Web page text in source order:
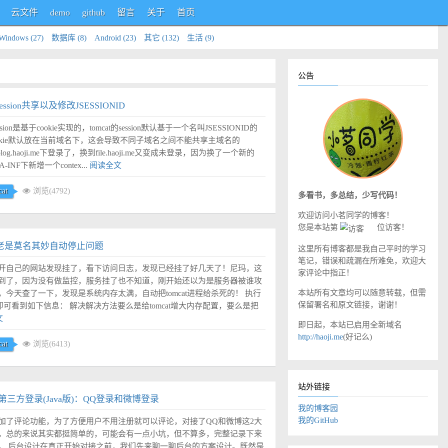
云文件 demo github 留言 关于 首页
(27) 数据库 (8) Android (23) 其它 (132) 生活 (9)
共享以及修改JSESSIONID
是基于cookie实现的，tomcat的session默认基于一个名叫JSESSIONID的
默认放在当前域名下，这会导致不同子域名之间不能共享主域名的
下登录了，换到file.haoji.me又变成未登录，因为换了一个新的
INF下新增一个contex... 阅读全文
浏览(4792)
是莫名其妙自动停止问题
自己的网站发现挂了，看下访问日志，发现已经挂了好几天了！尼玛，这
了，因为没有做监控，服务挂了也不知道，刚开始还以为是服务器被谁攻
今天查了一下，发现是系统内存太满，自动把tomcat进程给杀死的！ 执行
可看到如下信息： 解决解决方法要么是给tomcat增大内存配置，要么是把
浏览(6413)
三方登录(Java版)：QQ登录和微博登录
了评论功能，为了方便用户不用注册就可以评论，对接了QQ和微博这2大
总的来说其实都挺简单的，可能会有一点小坑，但不算多，完整记录下来
后台设计在真正开始对接之前，我们先来聊一聊后台的方案设计。既然是
公告
多看书，多总结，少写代码！
欢迎访问小茗同学的博客！
您是本站第
位访客！
这里所有博客都是我自己平时的学习
笔记，错误和疏漏在所难免，欢迎大
家评论中指正！
本站所有文章均可以随意转载，但需
保留署名和原文链接，谢谢！
即日起，本站已启用全新域名
http://haoji.me(好记么)
站外链接
我的博客园
我的GitHub